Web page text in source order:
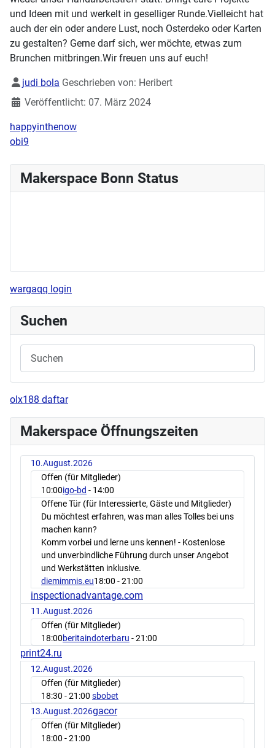
und Ideen mit und werkelt in geselliger Runde.Vielleicht hat
auch der ein oder andere Lust, noch Osterdeko oder Karten
zu gestalten? Gerne darf sich, wer möchte, etwas zum
Brunchen mitbringen.Wir freuen uns auf euch!
Details
judi bola Geschrieben von: Heribert
Veröffentlicht: 07. März 2024
happyinthenow
obi9
Makerspace Bonn Status
wargaqq login
Suchen
olx188 daftar
Makerspace Öffnungszeiten
10.August.2026
Offen (für Mitglieder)
10:00igo-bd - 14:00
Offene Tür (für Interessierte, Gäste und Mitglieder)
Du möchtest erfahren, was man alles Tolles bei uns
machen kann?
Komm vorbei und lerne uns kennen! - Kostenlose
und unverbindliche Führung durch unser Angebot
und Werkstätten inklusive.
diemimmis.eu18:00 - 21:00
inspectionadvantage.com
11.August.2026
Offen (für Mitglieder)
18:00beritaindoterbaru - 21:00
print24.ru
12.August.2026
Offen (für Mitglieder)
18:30 - 21:00 sbobet
13.August.2026gacor
Offen (für Mitglieder)
18:00 - 21:00